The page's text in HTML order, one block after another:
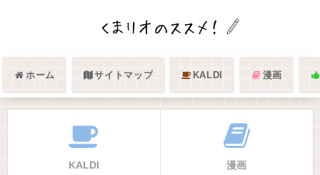
ホーム サイトマップ KALDI 漫画
KALDI 漫画